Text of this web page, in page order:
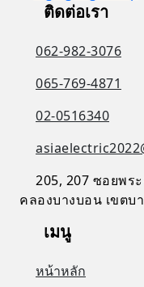
ติดต่อเรา
062-982-3076
065-769-4871
02-0516340
205, 207 ซอยพร
คลองบางบอน เขตบ
เมนู
หน้าหลัก